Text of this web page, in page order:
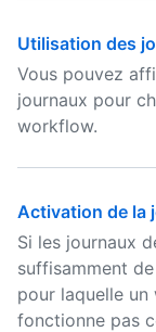
Utilisation des
Vous pouvez
journaux pour
workflow.
Activation de la
Si les journaux
suffisamment
pour laquelle
fonctionne pas